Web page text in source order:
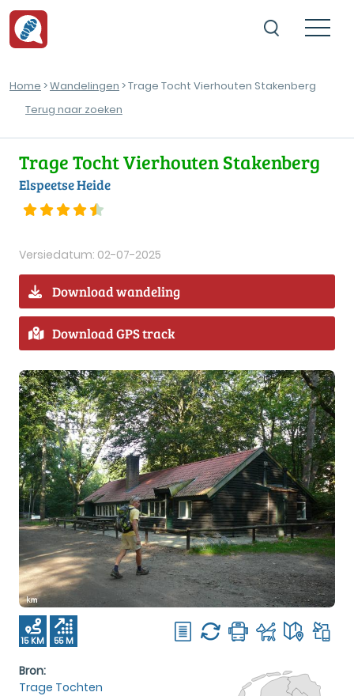
Home >Wandelingen > Trage Tocht Vierhouten Stakenberg
Terug naar zoeken
Trage Tocht Vierhouten Stakenberg
Elspeetse Heide
Versiedatum: 02-07-2025
Download wandeling
Download GPS track
15 KM 55 M
Bron:
Trage Tochten